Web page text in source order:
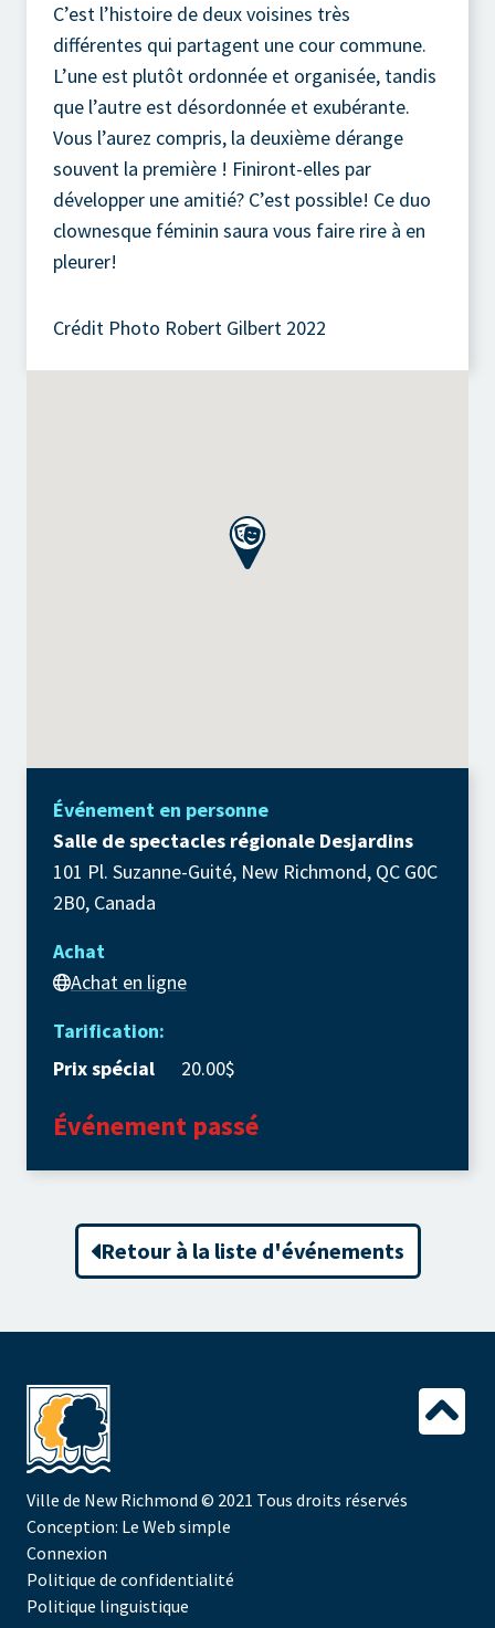
C’est l’histoire de deux voisines très
différentes qui partagent une cour commune.
L’une est plutôt ordonnée et organisée, tandis
que l’autre est désordonnée et exubérante.
Vous l’aurez compris, la deuxième dérange
souvent la première ! Finiront-elles par
développer une amitié? C’est possible! Ce duo
clownesque féminin saura vous faire rire à en
pleurer!
Crédit Photo Robert Gilbert 2022
Événement en personne
Salle de spectacles régionale Desjardins
101 Pl. Suzanne-Guité, New Richmond, QC G0C
2B0, Canada
Achat
Achat en ligne
Tarification:
Prix spécial
20.00$
Événement passé
Retour à la liste d'événements
Ville de New Richmond © 2021 Tous droits réservés
Conception: Le Web simple
Connexion
Politique de confidentialité
Politique linguistique